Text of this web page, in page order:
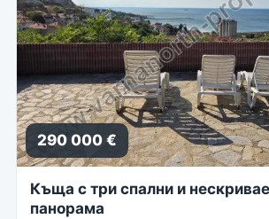
290 000 €
Къща с три спални и
панорама